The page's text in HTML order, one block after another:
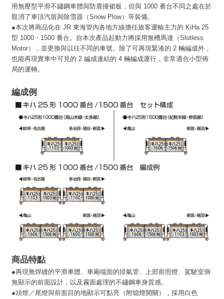
用無壓型平滑不鏽鋼車體與防鹿撞裙板，但與 1000 番台不同之處在於
取消了車頂汽笛與除雪器（Snow Plow）等裝備。
●本次將商品化在 JR 東海管內各地方線擔任旅客運輸主力的 KiHa 25
型 1000・1500 番台。自本次產品起動力將採用無槽馬達（Slotless
Motor），並更換與以往不同的車號。除了可再現緊湊的 2 輛編成外，
也能再現實車中可見的 2 編成連結的 4 輛編成運行，非常適合小型佈
局的運轉。
編成例
商品特點
●再現無焊縫的平滑車體、車廂端面的排氣管、上部前照燈、駕駛室側
無顯示的前面設計，以及霧面處理的不鏽鋼車身質感。
●頭燈／尾燈與前面目的地顯示可點亮（附熄燈開關），採用白色